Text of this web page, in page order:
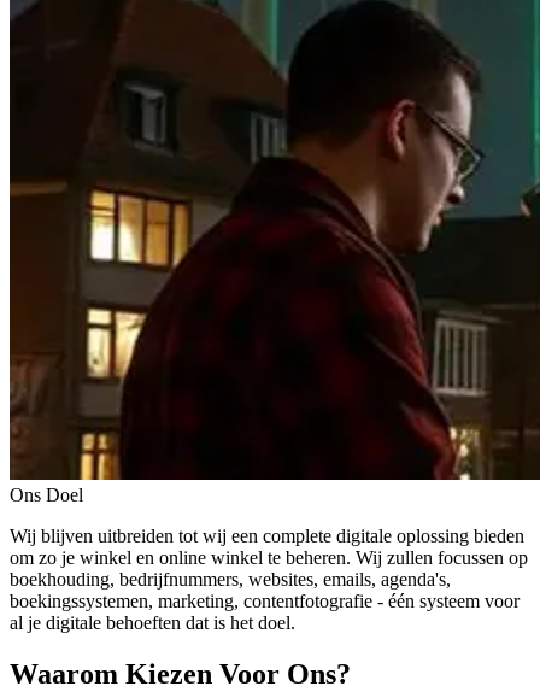
Ons Doel
Wij blijven uitbreiden tot wij een complete digitale oplossing bieden
om zo je winkel en online winkel te beheren. Wij zullen focussen op
boekhouding, bedrijfnummers, websites, emails, agenda's,
boekingssystemen, marketing, contentfotografie - één systeem voor
al je digitale behoeften dat is het doel.
Waarom Kiezen Voor Ons?